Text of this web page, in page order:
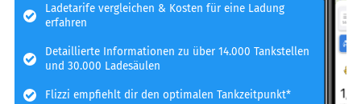
Ladetarife vergleichen & Kosten für eine Ladung
erfahren
Detaillierte Informationen zu über 14.000 Tankstellen
und 30.000 Ladesäulen
Flizzi empfiehlt dir den optimalen Tankzeitpunkt*